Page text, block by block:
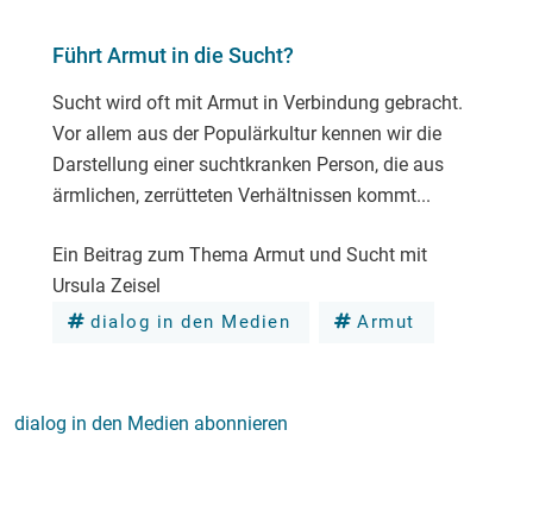
Führt Armut in die Sucht?
Sucht wird oft mit Armut in Verbindung gebracht.
Vor allem aus der Populärkultur kennen wir die
Darstellung einer suchtkranken Person, die aus
ärmlichen, zerrütteten Verhältnissen kommt...
Ein Beitrag zum Thema Armut und Sucht mit
Ursula Zeisel
dialog in den Medien Armut
dialog in den Medien abonnieren